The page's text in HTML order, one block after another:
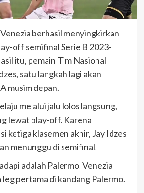
Venezia berhasil menyingkirkan
off semifinal Serie B 2023-
itu, pemain Tim Nasional
satu langkah lagi akan
musim depan.
melalui jalu lolos langsung,
lewat play-off. Karena
ketiga klasemen akhir, Jay Idzes
menunggu di semifinal.
adalah Palermo. Venezia
leg pertama di kandang Palermo.